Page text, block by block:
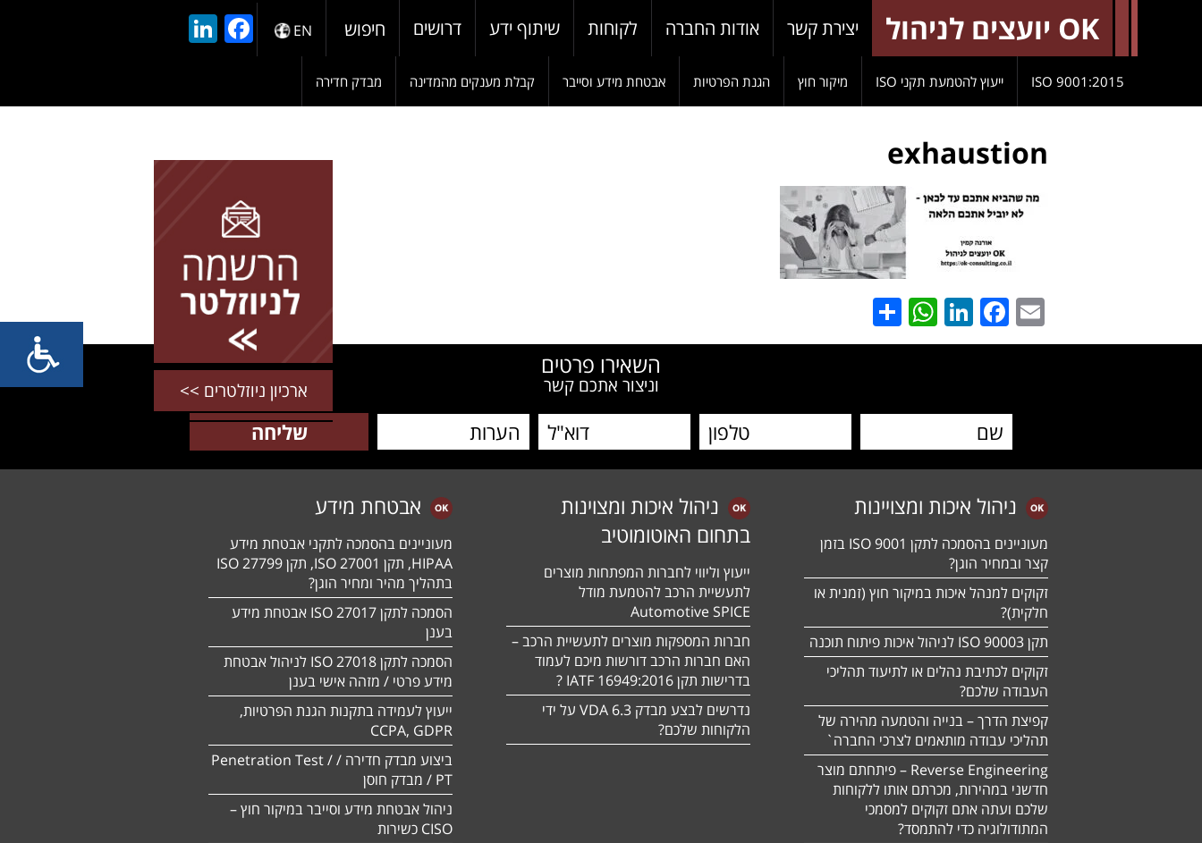
OK יועצים לניהול יצירת קשר אודות החברה לקוחות שיתוף ידע דרושים חיפוש EN
Facebook
9001:2015 ISO ייעוץ להטמעת תקני ISO מיקור חוץ הגנת הפרטיות אבטחת מידע וסייבר קבלת מענקים מהמדינה מבדק חדירה
exhaustion
Email
Facebook
LinkedIn
WhatsApp
ארכיון ניוזלטרים >>
השאירו פרטים
וניצור אתכם קשר
ניהול איכות ומצויינות
מעוניינים בהסמכה לתקן ISO 9001 בזמן
קצר ובמחיר הוגן?
זקוקים למנהל איכות במיקור חוץ (זמנית או
חלקית)?
תקן ISO 90003 לניהול איכות פיתוח תוכנה
זקוקים לכתיבת נהלים או לתיעוד תהליכי
העבודה שלכם?
קפיצת הדרך – בנייה והטמעה מהירה של
תהליכי עבודה מותאמים לצרכי החברה`
Reverse Engineering – פיתחתם מוצר
חדשני במהירות, מכרתם אותו ללקוחות
שלכם ועתה אתם זקוקים למסמכי
המתודולוגיה כדי להתמסד?
ניהול איכות ומצוינות
בתחום האוטומוטיב
ייעוץ וליווי לחברות המפתחות מוצרים
לתעשיית הרכב להטמעת מודל
Automotive SPICE
חברות המספקות מוצרים לתעשיית הרכב –
האם חברות הרכב דורשות מיכם לעמוד
בדרישות תקן 16949:2016 IATF ?
נדרשים לבצע מבדק VDA 6.3 על ידי
הלקוחות שלכם?
אבטחת מידע
מעוניינים בהסמכה לתקני אבטחת מידע
בתהליך מהיר ומחיר הוגן?
הסמכה לתקן 27017 ISO אבטחת מידע
בענן
הסמכה לתקן ISO 27018 לניהול אבטחת
מידע פרטי / מזהה אישי בענן
ייעוץ לעמידה בתקנות הגנת הפרטיות,
CCPA, GDPR
ביצוע מבדק חדירה / Penetration Test /
PT / מבדק חוסן
ניהול אבטחת מידע וסייבר במיקור חוץ –
CISO כשירות